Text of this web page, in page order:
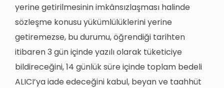
yerine getirilmesinin imkânsızlaşması halinde
sözleşme konusu yükümlülüklerini yerine
getiremezse, bu durumu, öğrendiği tarihten
itibaren 3 gün içinde yazılı olarak tüketiciye
bildireceğini, 14 günlük süre içinde toplam bedeli
ALICI’ya iade edeceğini kabul, beyan ve taahhüt